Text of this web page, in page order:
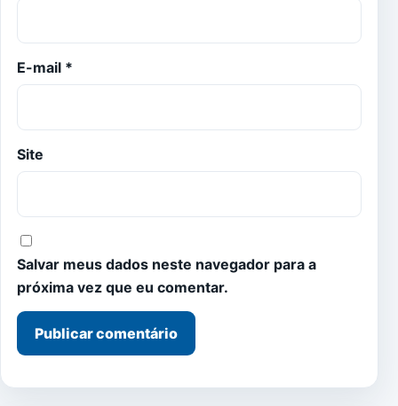
E-mail *
Site
Salvar meus dados neste navegador para a
próxima vez que eu comentar.